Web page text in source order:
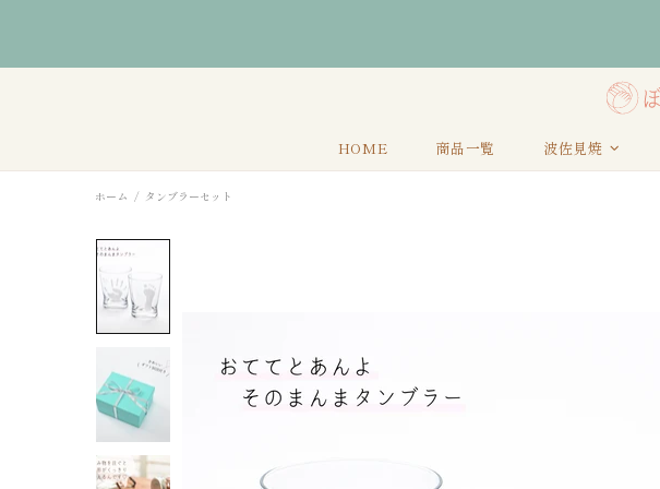
HOME 商品一覧 波佐見焼
ホーム タンブラーセット